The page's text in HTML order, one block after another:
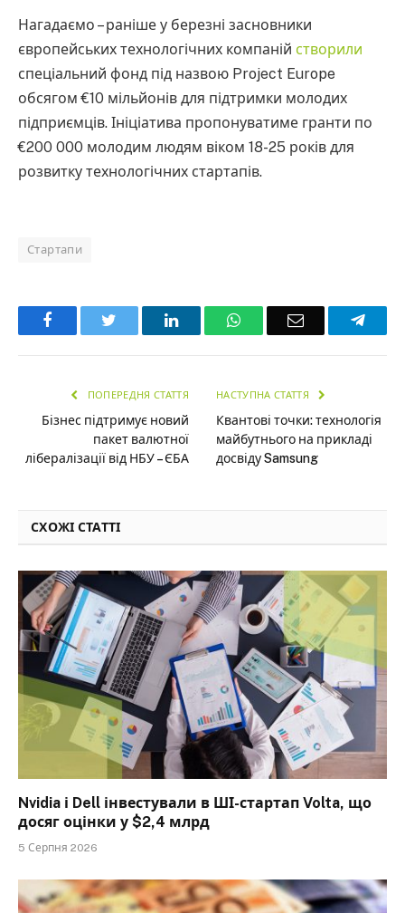
Нагадаємо – раніше у березні засновники
європейських технологічних компаній створили
спеціальний фонд під назвою Project Europe
обсягом €10 мільйонів для підтримки молодих
підприємців. Ініціатива пропонуватиме гранти по
€200 000 молодим людям віком 18-25 років для
розвитку технологічних стартапів.
Стартапи
Facebook LinkedInWhatsAppEmail
ПОПЕРЕДНЯ СТАТТЯ
Бізнес підтримує новий
пакет валютної
лібералізації від НБУ – ЄБА
НАСТУПНА СТАТТЯ
Квантові точки: технологія
майбутнього на прикладі
досвіду Samsung
СХОЖІ СТАТТІ
Nvidia і Dell інвестували в ШІ-стартап Volta, що
досяг оцінки у $2,4 млрд
5 Серпня 2026